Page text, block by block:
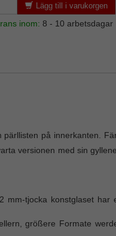
Lägg till i varukorgen
inom: 8 - 10 arbetsdagar
på innerkanten.
versionen med sin
mm-tjocka konstglaset har
größere Formate